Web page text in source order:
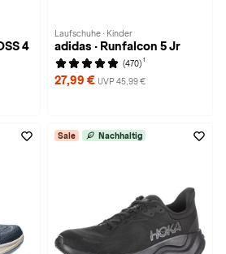
4
Laufschuhe · Kinder
adidas · Runfalcon 5 Jr
(470) 1
27,99 € UVP 45,99 €
Sale Nachhaltig